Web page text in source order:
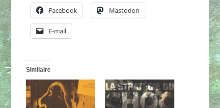
Facebook Mastodon
E-mail
Similaire